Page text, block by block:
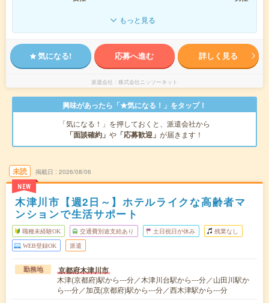
もっと見る
気になる! 応募へ進む 詳しく見る
派遣会社 株式会社ニッソーネット
興味があったら「★気になる！」をタップ！
「気になる！」を押しておくと、派遣会社から
「面談確約」 や 「応募歓迎」 が届きます！
未読
NEW
掲載日 2026/08/06
木津川市【週2日～】ホテルライクな高齢者マ
ンションで生活サポート
職種未経験OK 交通費別途支給あり 土日祝日が休み 残業なし
WEB登録OK 派遣
勤務地 京都府木津川市
木津(京都府)駅から---分／木津川台駅から---分／山田川駅か
ら---分／加茂(京都府)駅から---分／西木津駅から---分